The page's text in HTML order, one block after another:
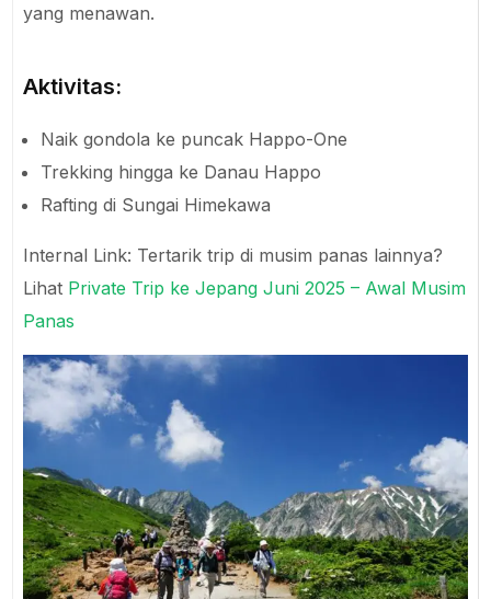
yang menawan.
Aktivitas:
Naik gondola ke puncak Happo-One
Trekking hingga ke Danau Happo
Rafting di Sungai Himekawa
Internal Link: Tertarik trip di musim panas lainnya?
Lihat Private Trip ke Jepang Juni 2025 – Awal Musim
Panas